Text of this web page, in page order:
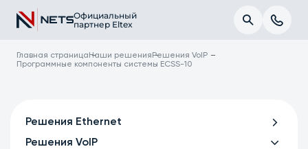
Официальный
партнер Eltex
Главная страница Наши решения Решения VoIP
Программные компоненты системы ECSS-10
Решения Ethernet
Решения VoIP